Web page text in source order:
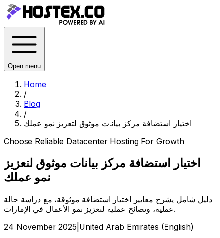
Open menu
Home
/
Blog
/
اختيار استضافة مركز بيانات موثوق لتعزيز نمو عملك
Choose Reliable Datacenter Hosting For Growth
اختيار استضافة مركز بيانات موثوق لتعزيز
نمو عملك
دليل شامل يشرح معايير اختيار استضافة موثوقة، مع دراسة حالة
عملية، ونصائح عملية لتعزيز نمو الأعمال في الإمارات.
24 November 2025 United Arab Emirates (English)